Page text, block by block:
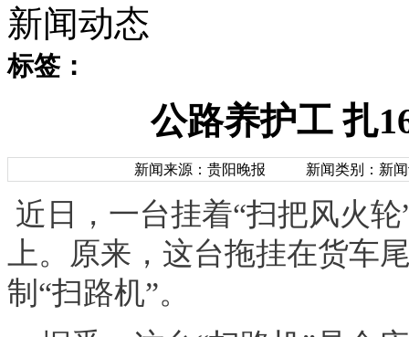
新闻动态
标签：
公路养护工 扎
新闻来源：贵阳晚报 新闻类别：新
近日，一台挂着“扫把风火
上。原来，这台拖挂在货车
制“扫路机”。